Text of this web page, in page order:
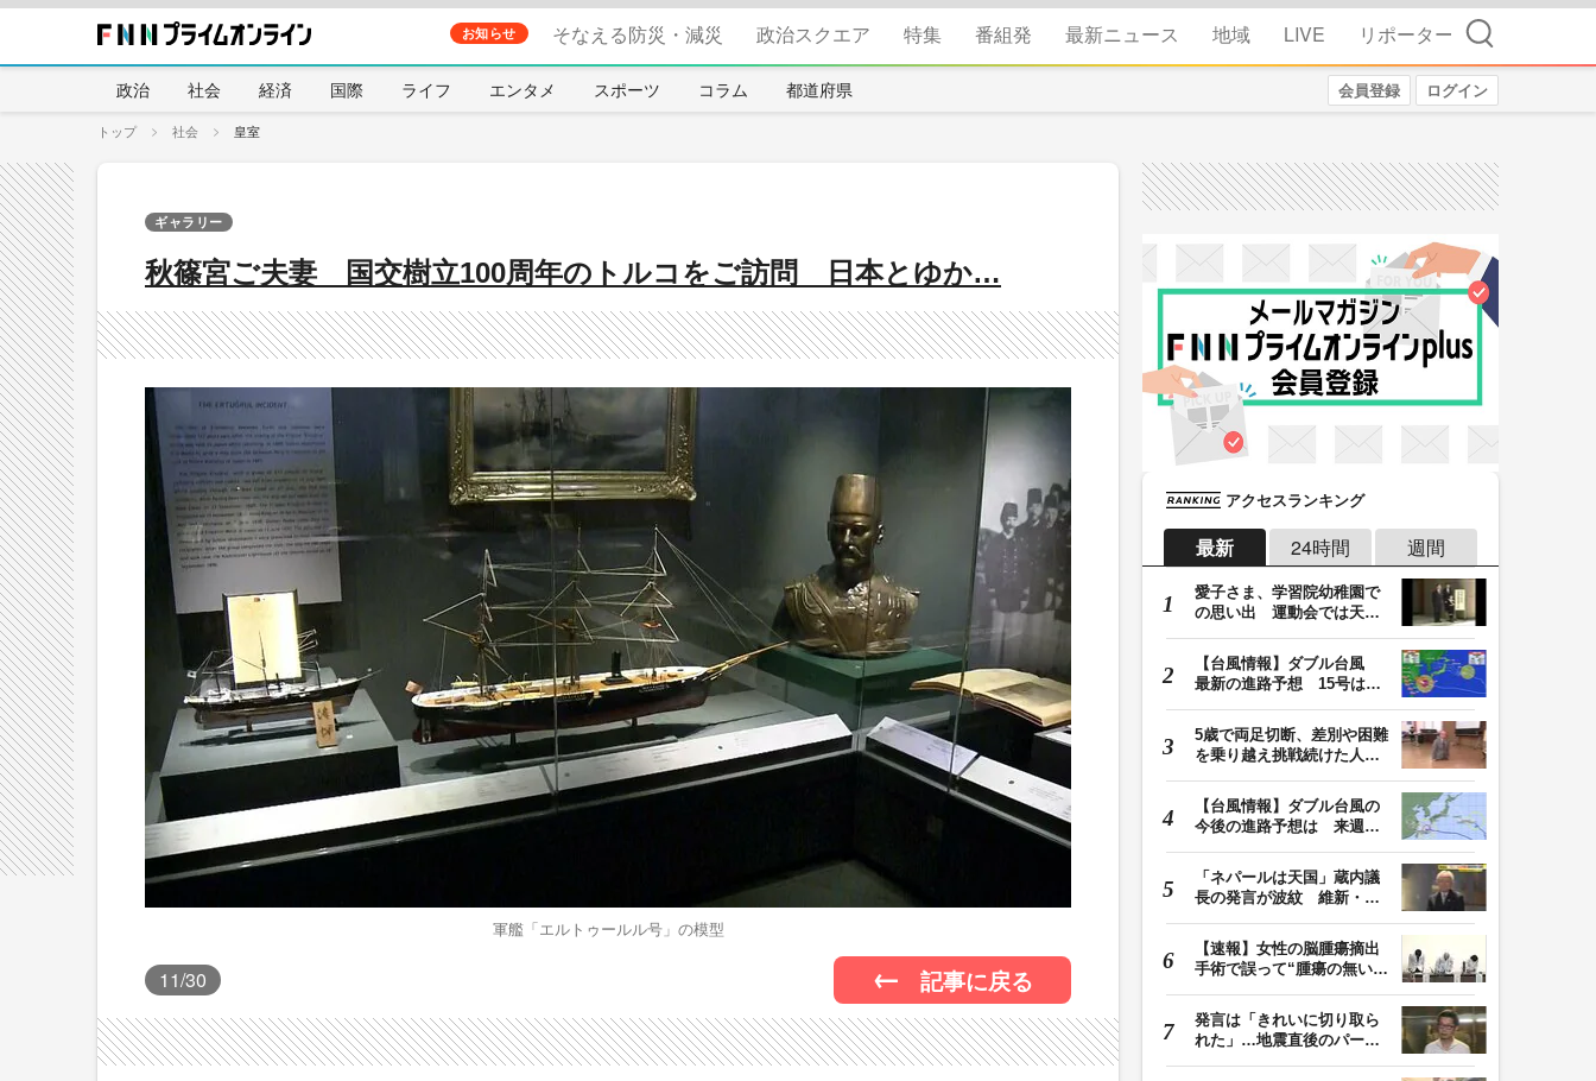
お知らせ そなえる防災・減災 政治スクエア 特集 番組発 最新ニュース 地域 LIVE リポーター 検索
政治 社会 経済 国際 ライフ エンタメ スポーツ コラム 都道府県 会員登録 ログイン
トップ 社会 皇室
秋篠宮ご夫妻 国交樹立100周年のトルコをご訪問 日本とゆか…
ギャラリー
軍艦「エルトゥールル号」の模型
11/30 記事に戻る
アクセスランキング
最新 24時間 週間
愛子さま、学習院幼稚園で
の思い出 運動会では天皇
【台風情報】ダブル台風
最新の進路予想 15号は北
5歳で両足切断、差別や困難
を乗り越え挑戦続けた人
【台風情報】ダブル台風の
今後の進路予想は 来週、
「ネパールは天国」蔵内議
長の発言が波紋 維新・吉
【速報】女性の脳腫瘍摘出
手術で誤って“腫瘍の無い部
発言は「きれいに切り取ら
れた」…地震直後のパーテ